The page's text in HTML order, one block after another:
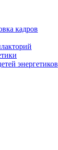
кадров
энергетиков